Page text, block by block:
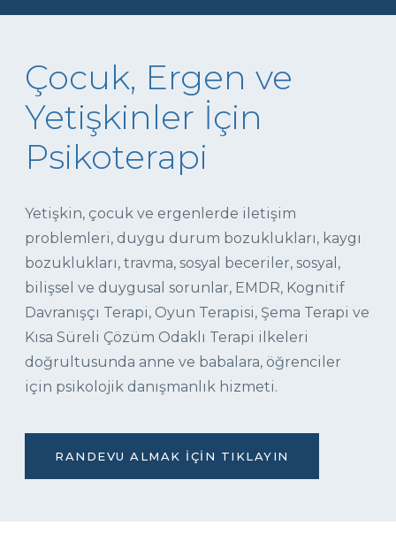
Çocuk, Ergen ve
Yetişkinler İçin
Psikoterapi
Yetişkin, çocuk ve ergenlerde iletişim
problemleri, duygu durum bozuklukları, kaygı
bozuklukları, travma, sosyal beceriler, sosyal,
bilişsel ve duygusal sorunlar, EMDR, Kognitif
Davranışçı Terapi, Oyun Terapisi, Şema Terapi ve
Kısa Süreli Çözüm Odaklı Terapi ilkeleri
doğrultusunda anne ve babalara, öğrenciler
için psikolojik danışmanlık hizmeti.
RANDEVU ALMAK İÇIN TIKLAYIN